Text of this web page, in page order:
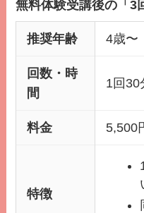
無料体験受講後の「3
推奨年齢 4歳〜
回数・時
間
1回30
料金 5,500
特徴